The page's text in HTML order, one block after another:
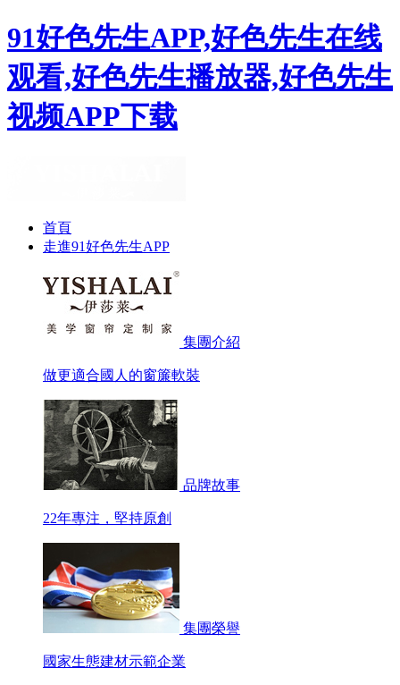
91好色先生APP,好色先生在线
观看,好色先生播放器,好色先生
视频APP下载
首頁
走進91好色先生APP
集團介紹
做更適合國人的窗簾軟裝
品牌故事
22年專注，堅持原創
集團榮譽
國家生態建材示範企業